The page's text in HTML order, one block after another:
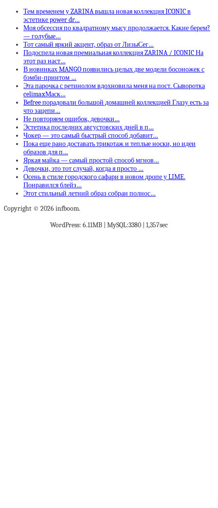
Тем временем у ZARINA вышла новая коллекция ICONIC в
эстетике power dr…
Моя обсессия по квадратному мысу продолжается. Какие берем?
— голубые…
Тот самый яркий акцент, образ от ЛизыСег…
Подоспела новая премиальная коллекция ZARINA / ICONIC На
этот раз наст…
В новинках MANGO появились целых две модели босоножек с
бэмби-принтом …
Эта парочка с ретинолом вдохновила меня на пост. Сыворотка
celimaxМаск…
Befree порадовали большой домашней коллекцией Глазу есть за
что зацепи…
Не повторяем ошибок, девочки…
Эстетика последних августовских дней в п…
Чокер — это самый быстрый способ добавит…
Пока еще рано доставать трикотаж и теплые носки, но идеи
образов для п…
Яркая майка — самый простой способ мгнов…
Девочки, это тот случай, когда я просто …
Осень в стиле городского сафари в новом дропе у LIME.
Понравился блейз…
Этот стильный летний образ собран полнос…
Copyright © 2026 infboom.
WordPress: 6.11MB | MySQL:3380 | 1,357sec